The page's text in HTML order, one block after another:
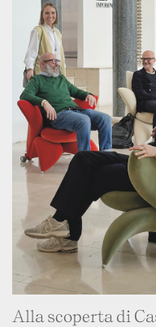
Alla scoperta di